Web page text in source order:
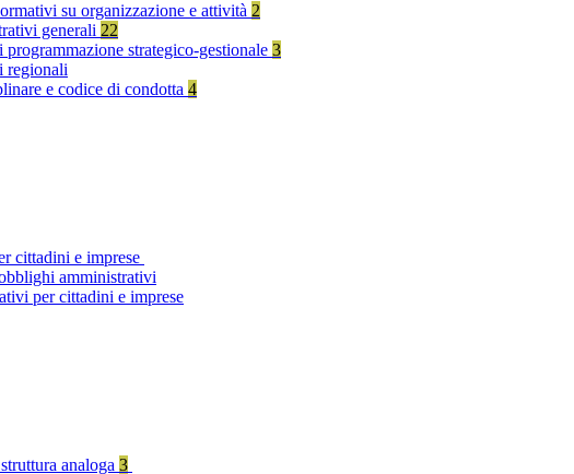
su organizzazione e attività 2
generali 22
strategico-gestionale 3
regionali
e codice di condotta 4
cittadini e imprese
amministrativi
per cittadini e imprese
analoga 3